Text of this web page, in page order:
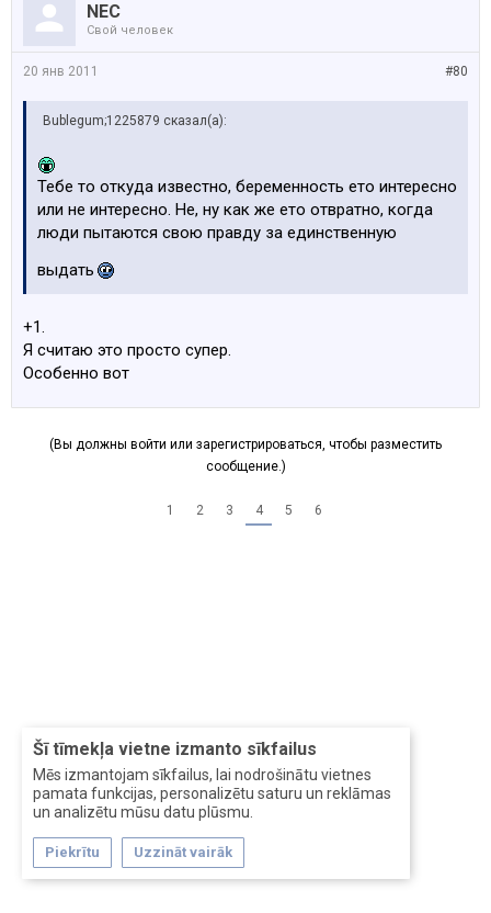
Šī tīmekļa vietne izmanto sīkfailus
Mēs izmantojam sīkfailus, lai nodrošinātu vietnes
pamata funkcijas, personalizētu saturu un reklāmas
un analizētu mūsu datu plūsmu.
Piekrītu Uzzināt vairāk
NEC
Свой человек
#80
20 янв 2011
Bublegum;1225879 сказал(а):
Тебе то откуда известно, беременность ето интересно
или не интересно. Не, ну как же ето отвратно, когда
люди пытаются свою правду за единственную
выдать
+1.
Я считаю это просто супер.
Особенно вот
(Вы должны войти или зарегистрироваться, чтобы разместить
сообщение.)
1 2 3 4 5 6